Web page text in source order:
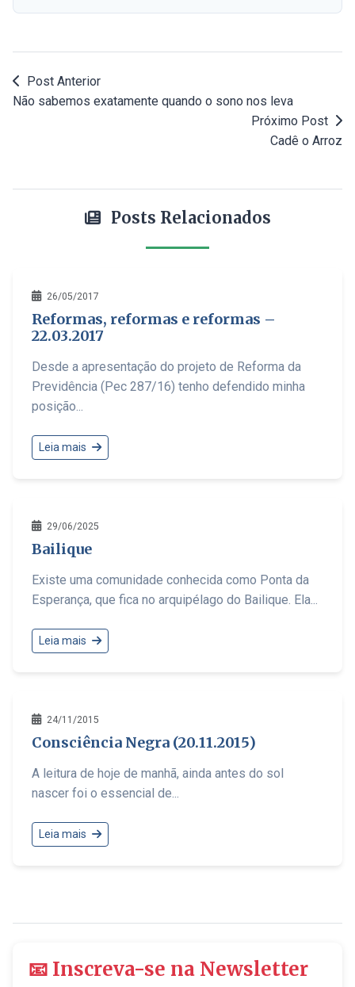
Post Anterior
Não sabemos exatamente quando o sono nos leva
Próximo Post
Cadê o Arroz
Posts Relacionados
26/05/2017
Reformas, reformas e reformas –
22.03.2017
Desde a apresentação do projeto de Reforma da
Previdência (Pec 287/16) tenho defendido minha
posição...
Leia mais
29/06/2025
Bailique
Existe uma comunidade conhecida como Ponta da
Esperança, que fica no arquipélago do Bailique. Ela...
Leia mais
24/11/2015
Consciência Negra (20.11.2015)
A leitura de hoje de manhã, ainda antes do sol
nascer foi o essencial de...
Leia mais
📧 Inscreva-se na Newsletter